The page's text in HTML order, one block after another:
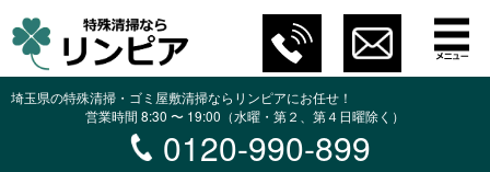
埼玉県の特殊清掃・ゴミ屋敷清掃ならリンピアにお任せ！
営業時間 8:30 〜 19:00（水曜・第２、第４日曜除く）
0120-990-899